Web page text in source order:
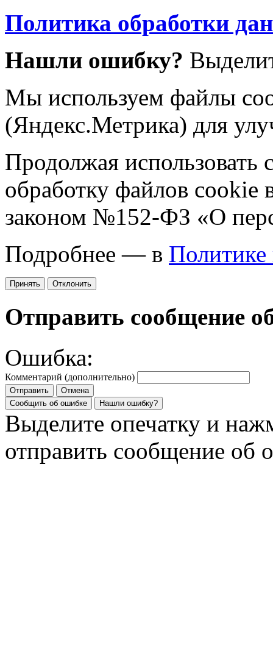
Политика обработки
Нашли ошибку?
Мы используем файлы
(Яндекс.Метрика) для
Продолжая использовать
обработку файлов cookie
законом №152-ФЗ «О
Подробнее — в Политике
Принять Отклонить
Отправить сообщение
Ошибка:
Комментарий (дополнительно)
Отправить
Отмена
Сообщить об ошибке
Нашли ошибку?
Выделите опечатку и
отправить сообщение об